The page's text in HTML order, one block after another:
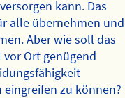
kann. Das
alle übernehmen und
Aber wie soll das
Ort genügend
zu können?